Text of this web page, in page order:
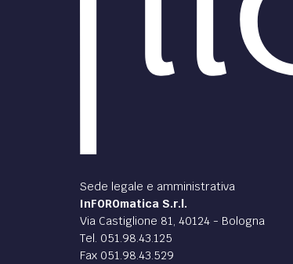
Sede legale e amministrativa
InFOROmatica S.r.l.
Via Castiglione 81, 40124 - Bologna
Tel. 051.98.43.125
Fax 051.98.43.529